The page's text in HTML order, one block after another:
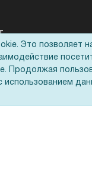
Это позволяет
Продолжая
использованием
Не